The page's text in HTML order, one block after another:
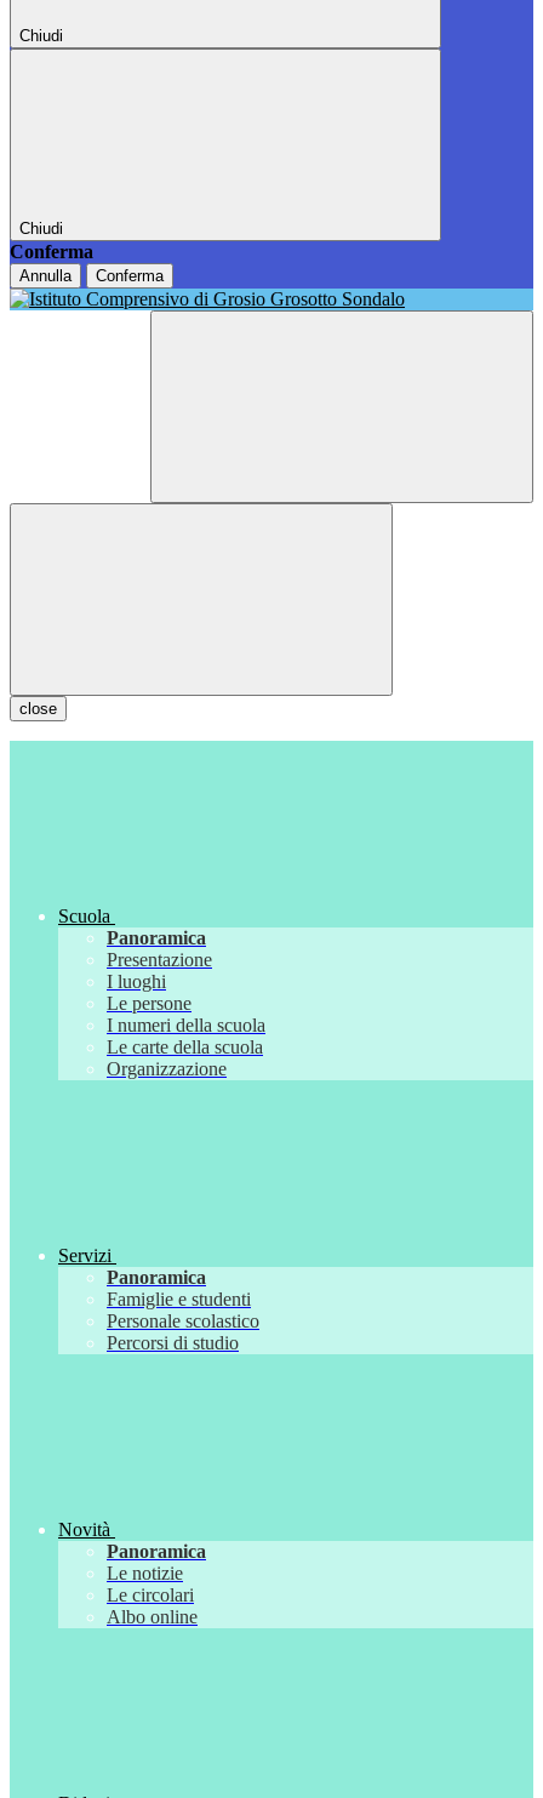
Chiudi
Chiudi
Conferma
Annulla Conferma
close
Scuola
Panoramica
Presentazione
I luoghi
Le persone
I numeri della scuola
Le carte della scuola
Organizzazione
Servizi
Panoramica
Famiglie e studenti
Personale scolastico
Percorsi di studio
Novità
Panoramica
Le notizie
Le circolari
Albo online